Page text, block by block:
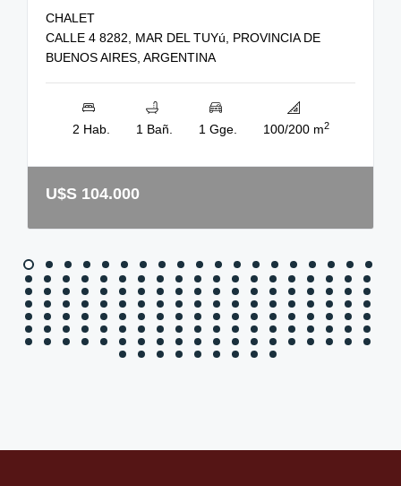
CHALET
CALLE 4 8282, MAR DEL TUYú, PROVINCIA DE
BUENOS AIRES, ARGENTINA
2 Hab. 1 Bañ. 1 Gge. 100/200 m2
U$S 104.000